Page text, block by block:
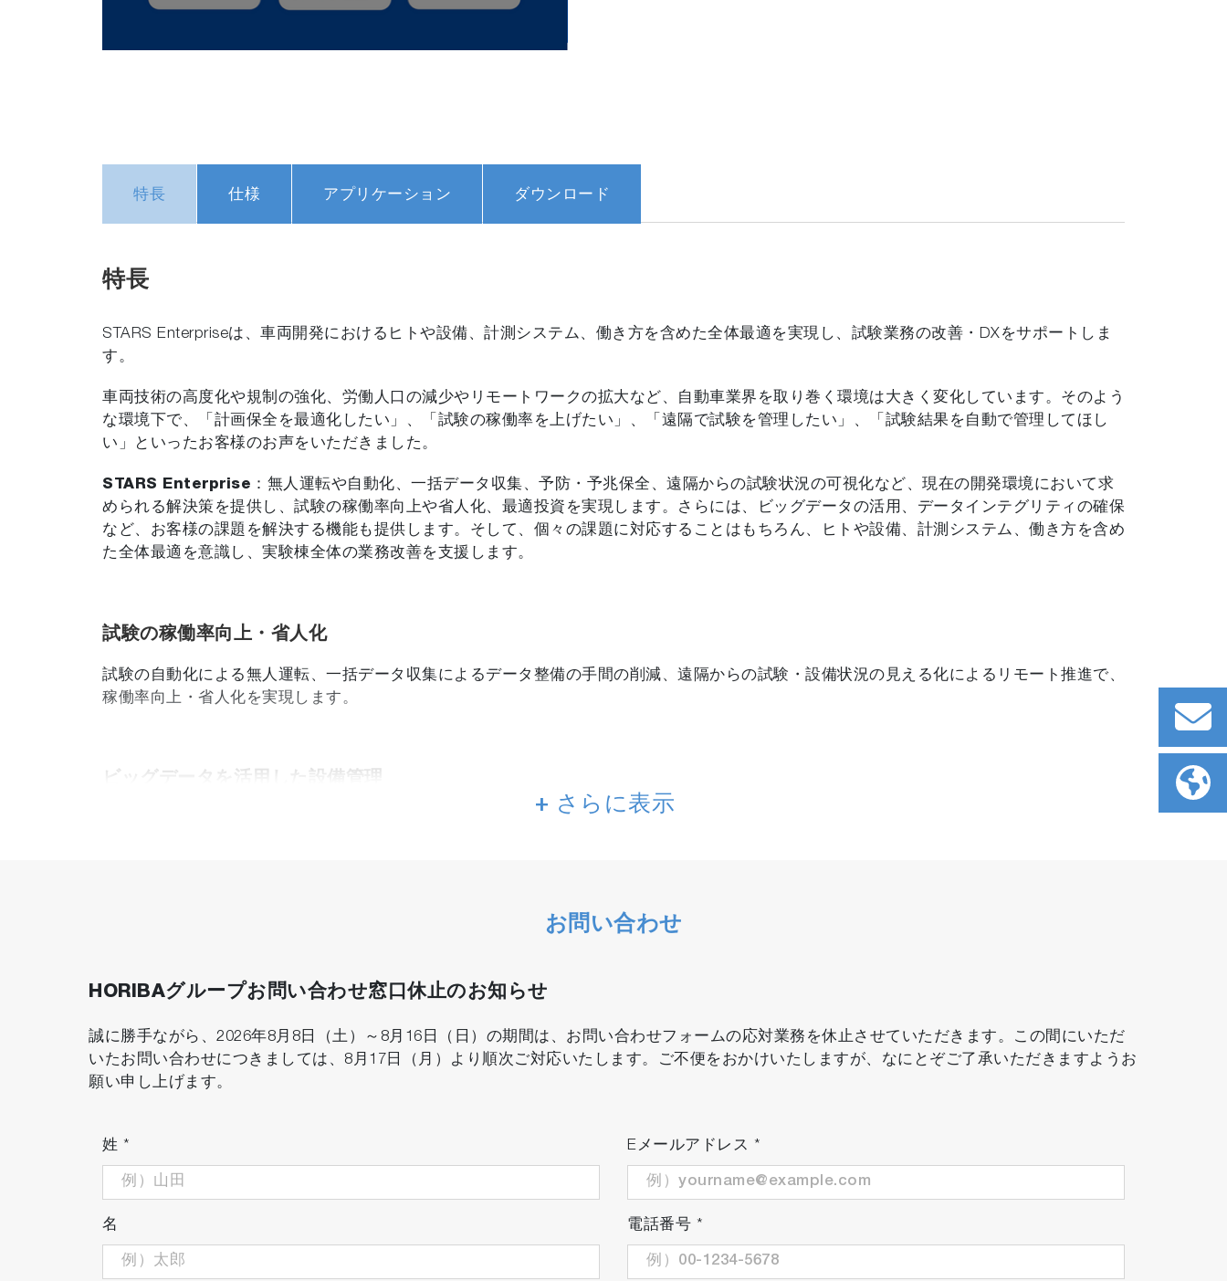
特長 仕様 アプリケーション ダウンロード
特長
STARS Enterpriseは、車両開発におけるヒトや設備、計測システム、働き方を含めた全体最適を実現し、試験業務の改善・DXをサポートしま
す。
車両技術の高度化や規制の強化、労働人口の減少やリモートワークの拡大など、自動車業界を取り巻く環境は大きく変化しています。そのよう
な環境下で、「計画保全を最適化したい」、「試験の稼働率を上げたい」、「遠隔で試験を管理したい」、「試験結果を自動で管理してほし
い」といったお客様のお声をいただきました。
STARS Enterprise ：無人運転や自動化、一括データ収集、予防・予兆保全、遠隔からの試験状況の可視化など、現在の開発環境において求
められる解決策を提供し、試験の稼働率向上や省人化、最適投資を実現します。さらには、ビッグデータの活用、データインテグリティの確保
など、お客様の課題を解決する機能も提供します。そして、個々の課題に対応することはもちろん、ヒトや設備、計測システム、働き方を含め
た全体最適を意識し、実験棟全体の業務改善を支援します。
試験の稼働率向上・省人化
試験の自動化による無人運転、一括データ収集によるデータ整備の手間の削減、遠隔からの試験・設備状況の見える化によるリモート推進で、
稼働率向上・省人化を実現します。
設備状態の可視化
事例：試験棟全体・各試験室の稼働状況、試験機器の状態、ユーティリティの使用状況をSTARS Enterpriseで管理
+ さらに表示
お問い合わせ
HORIBAグループお問い合わせ窓口休止のお知らせ
誠に勝手ながら、2026年8月8日（土）～8月16日（日）の期間は、お問い合わせフォームの応対業務を休止させていただきます。この間にいただ
いたお問い合わせにつきましては、8月17日（月）より順次ご対応いたします。ご不便をおかけいたしますが、なにとぞご了承いただきますようお
願い申し上げます。
姓 *
名
Eメールアドレス *
電話番号 *